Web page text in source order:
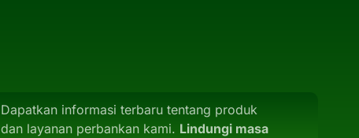
Dapatkan informasi terbaru tentang produk
dan layanan perbankan kami. Lindungi masa